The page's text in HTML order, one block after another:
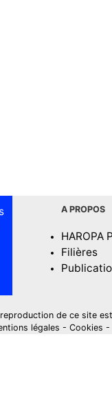
A PROPOS
HAROPA
Filières
de ce site
légales - Cookies -